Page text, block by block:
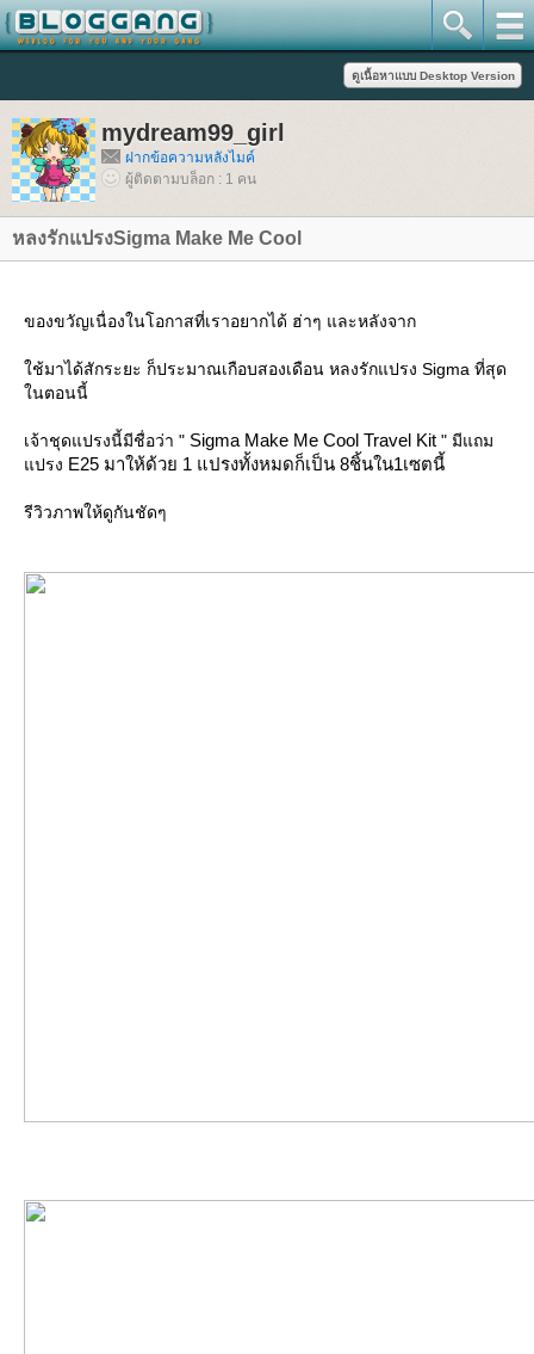
mydream99_girl
ฝากข้อความหลังไมค์
ผู้ติดตามบล็อก : 1 คน
หลงรักแปรงSigma Make Me Cool
ของขวัญเนื่องในโอกาสที่เราอยากได้ ฮ่าๆ และหลังจาก
ช้มาได้สักระยะ ก็ประมาณเกือบสองเดือน หลงรักแปรง Sigma ที่สุด
นตอนนี้
เจ้าชุดแปรงนี้มีชื่อว่า " Sigma Make Me Cool Travel Kit " มีแถม
ปรง E25 มาให้ด้วย 1 แปรงทั้งหมดก็เป็น 8ชิ้นใน1เซตนี้
รีวิวภาพให้ดูกันชัดๆ